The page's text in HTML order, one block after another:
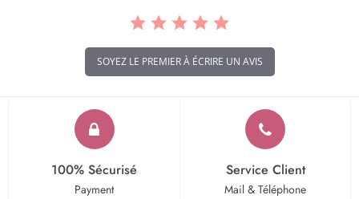
SOYEZ LE PREMIER À ÉCRIRE UN AVIS
100% Sécurisé
Payment
Service Client
Mail & Téléphone